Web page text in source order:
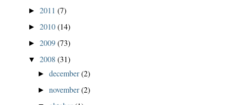
► 2011 (7)
► 2010(14)
► 2009(73)
▼ 2008 (31)
►december(2)
►november(2)